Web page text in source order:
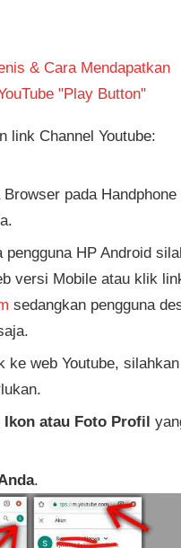
& Cara Mendapatkan
"Play Button"
link Channel Youtube:
pada Handphone
pengguna HP Android
versi Mobile atau klik
sedangkan pengguna
ke web Youtube,
Ikon atau Foto Profil
.